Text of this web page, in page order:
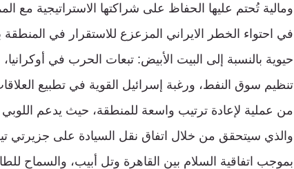
ومالية تُحتم عليها الحفاظ على شراكتها الاستراتيجية مع
في احتواء الخطر الايراني المزعزع للاستقرار في
حيوية بالنسبة إلى البيت الأبيض: تبعات الحرب في
تنظيم سوق النفط، ورغبة إسرائيل القوية في تطبيع
من عملية لإعادة ترتيب واسعة للمنطقة، حيث يدعم اللوبي
والذي سيتحقق من خلال اتفاق نقل السيادة على جزيرتي
بموجب اتفاقية السلام بين القاهرة وتل أبيب، والسماح